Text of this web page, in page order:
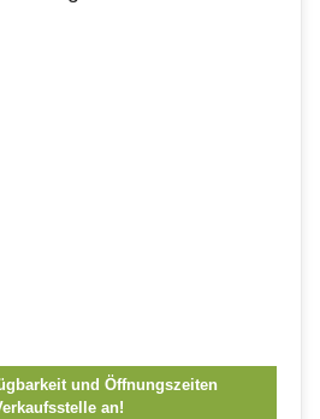
und Öffnungszeiten
an!